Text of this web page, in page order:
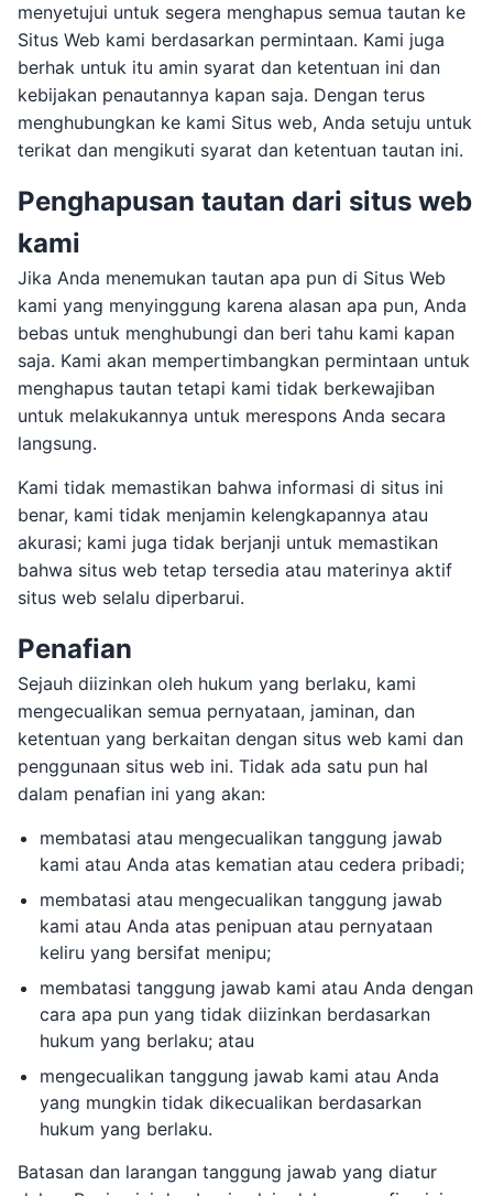
menyetujui untuk segera menghapus semua tautan ke
Situs Web kami berdasarkan permintaan. Kami juga
berhak untuk itu amin syarat dan ketentuan ini dan
kebijakan penautannya kapan saja. Dengan terus
menghubungkan ke kami Situs web, Anda setuju untuk
terikat dan mengikuti syarat dan ketentuan tautan ini.
Penghapusan tautan dari situs web
kami
Jika Anda menemukan tautan apa pun di Situs Web
kami yang menyinggung karena alasan apa pun, Anda
bebas untuk menghubungi dan beri tahu kami kapan
saja. Kami akan mempertimbangkan permintaan untuk
menghapus tautan tetapi kami tidak berkewajiban
untuk melakukannya untuk merespons Anda secara
langsung.
Kami tidak memastikan bahwa informasi di situs ini
benar, kami tidak menjamin kelengkapannya atau
akurasi; kami juga tidak berjanji untuk memastikan
bahwa situs web tetap tersedia atau materinya aktif
situs web selalu diperbarui.
Penafian
Sejauh diizinkan oleh hukum yang berlaku, kami
mengecualikan semua pernyataan, jaminan, dan
ketentuan yang berkaitan dengan situs web kami dan
penggunaan situs web ini. Tidak ada satu pun hal
dalam penafian ini yang akan:
membatasi atau mengecualikan tanggung jawab
kami atau Anda atas kematian atau cedera pribadi;
membatasi atau mengecualikan tanggung jawab
kami atau Anda atas penipuan atau pernyataan
keliru yang bersifat menipu;
membatasi tanggung jawab kami atau Anda dengan
cara apa pun yang tidak diizinkan berdasarkan
hukum yang berlaku; atau
mengecualikan tanggung jawab kami atau Anda
yang mungkin tidak dikecualikan berdasarkan
hukum yang berlaku.
Batasan dan larangan tanggung jawab yang diatur